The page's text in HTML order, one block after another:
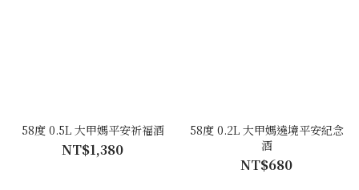
58度 0.5L 大甲媽平安祈福酒
NT$1,380
58度 0.2L 大甲媽遶境平安紀念
酒
NT$680